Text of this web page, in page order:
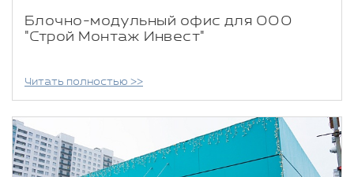
Блочно-модульный офис для ООО
"Строй Монтаж Инвест"
Читать полностью >>